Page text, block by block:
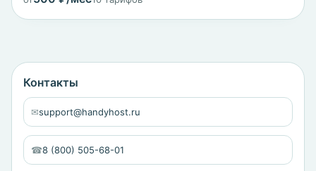
Контакты
✉support@handyhost.ru
☎8 (800) 505-68-01